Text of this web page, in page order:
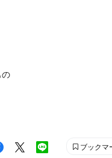
ブックマ